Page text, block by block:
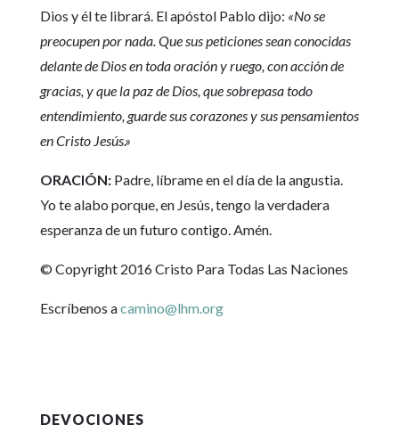
Dios y él te librará. El apóstol Pablo dijo: «No se
preocupen por nada. Que sus peticiones sean conocidas
delante de Dios en toda oración y ruego, con acción de
gracias, y que la paz de Dios, que sobrepasa todo
entendimiento, guarde sus corazones y sus pensamientos
en Cristo Jesús.»
ORACIÓN:Padre, líbrame en el día de la angustia.
Yo te alabo porque, en Jesús, tengo la verdadera
esperanza de un futuro contigo. Amén.
© Copyright 2016 Cristo Para Todas Las Naciones
Escríbenos acamino@lhm.org
DEVOCIONES